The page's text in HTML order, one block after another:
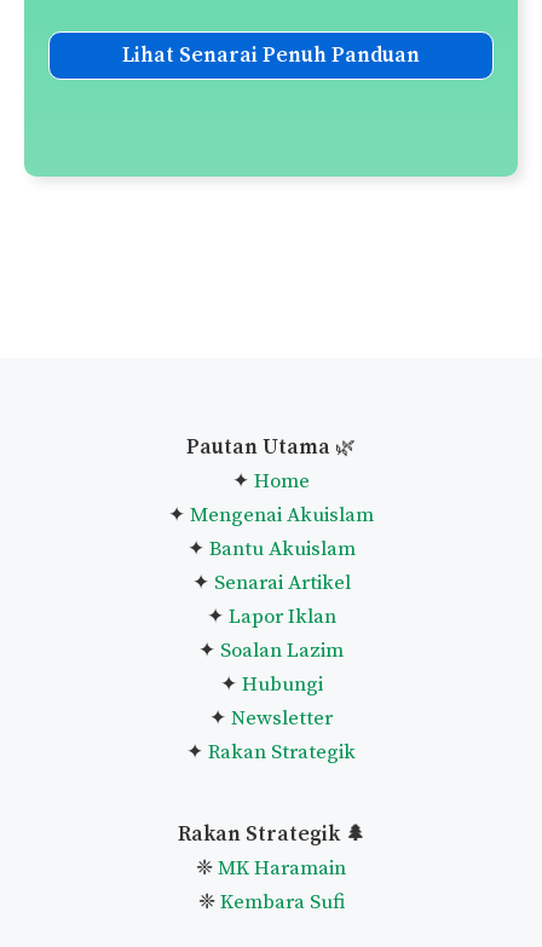
Lihat Senarai Penuh Panduan
Pautan Utama 🌿
✦ Home
✦ Mengenai Akuislam
✦ Bantu Akuislam
✦ Senarai Artikel
✦ Lapor Iklan
✦ Soalan Lazim
✦ Hubungi
✦ Newsletter
✦ Rakan Strategik
Rakan Strategik 🌲
❈MK Haramain
❈Kembara Sufi